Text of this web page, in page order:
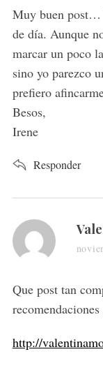
s
:
Muy buen post…
de día. Aunque
marcar un poco
sino yo parezco
prefiero
Besos,
Irene
Responder
s
a
s
:
Que post tan
recomendaciones
http://